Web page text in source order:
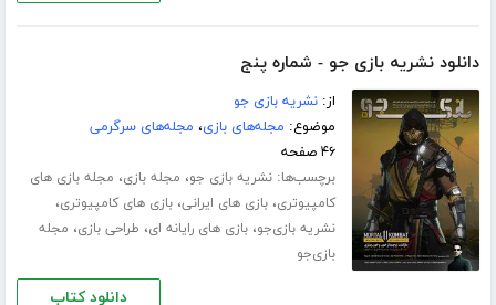
دانلود نشریه بازی جو - شماره پنج
از:نشریه بازی جو
موضوع: مجله‌های بازی، مجله‌های سرگرمی
۴۶ صفحه
برچسب‌ها:نشریه بازی جو، مجله بازی، مجله بازی های
کامپیوتری،بازی های ایرانی،بازی های کامپیوتری،
نشریه بازی‌جو،بازی های رایانه ای، طراحی بازی، مجله
بازی‌جو
دانلود کتاب